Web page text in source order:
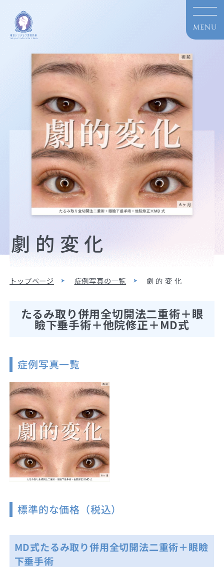
劇 的 変 化
トップページ 症例写真の一覧 劇 的 変 化
たるみ取り併用全切開法二重術＋眼
瞼下垂手術＋他院修正＋MD式
症例写真一覧
標準的な価格（税込）
MD式たるみ取り併用全切開法二重術＋眼瞼
下垂手術